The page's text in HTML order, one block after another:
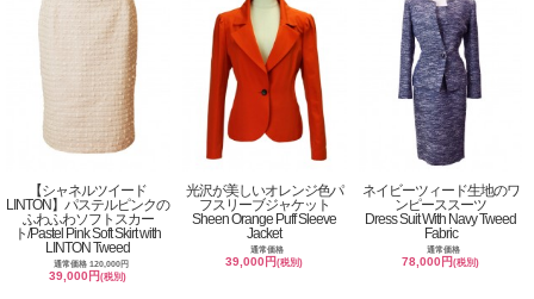
【シャネルツイード
LINTON】パステルピンクの
ふわふわソフトスカー
ト/Pastel Pink Soft Skirt with
LINTON Tweed
通常価格 120,000円
39,000円(税別)
光沢が美しいオレンジ色パ
フスリーブジャケット
Sheen Orange Puff Sleeve
Jacket
通常価格
39,000円(税別)
ネイビーツィード生地のワ
ンピーススーツ
Dress Suit With Navy Tweed
Fabric
通常価格
78,000円(税別)